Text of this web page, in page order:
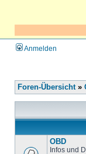
Anmelden
Foren-Übersicht»
OBD
Infos und